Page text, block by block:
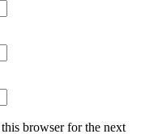
browser for the next